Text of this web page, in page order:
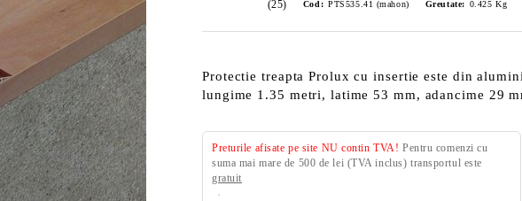
(25) Cod: PTS535.41 (mahon) Greutate: 0.425 Kg
Protectie treapta Prolux cu insertie este din
lungime 1.35 metri, latime 53 mm, adancime 29
Preturile afisate pe site NU contin TVA! Pentru comenzi cu
suma mai mare de 500 de lei (TVA inclus) transportul este
gratuit